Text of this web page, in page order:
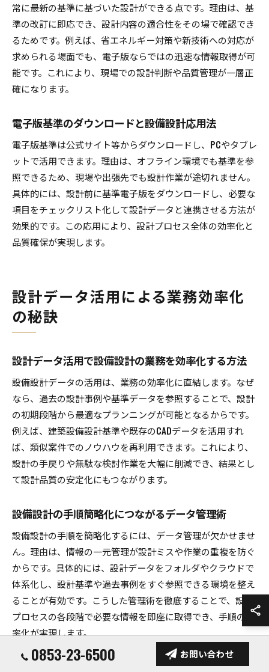
常に最新の基準に基づいた設計ができる点です。理由は、基
準の改訂に即応でき、設計内容の適合性をその場で確認でき
るためです。例えば、省エネルギー対策や新技術への対応が
求められる場面でも、電子版ならではの迅速な情報取得が可
能です。これにより、現場での設計判断や品質管理が一層正
確になります。
電子版基準のダウンロードと設備設計応用法
電子版基準は公式サイト等からダウンロードし、PCやタブレ
ットで活用できます。理由は、オフライン環境でも基準を参
照できるため、現場や出張先でも設計作業が途切れません。
具体的には、設計前に基準電子版をダウンロードし、必要な
項目をチェックリスト化して設計データと連携させる方法が
効果的です。この応用により、設計プロセス全体の効率化と
品質確保が実現します。
設計データ活用による業務効率化
の秘訣
設計データ活用で設備設計の業務を効率化する方法
設備設計データの活用は、業務の効率化に直結します。なぜ
なら、過去の設計事例や基準データを参照することで、設計
の初期段階から最適なプランニングが可能となるからです。
例えば、建築設備設計基準や既存のCADデータを活用すれ
ば、類似案件でのノウハウを再利用できます。これにより、
設計の手戻りや無駄な検討作業を大幅に削減でき、結果とし
て設計品質の安定化にもつながります。
設備設計の手順簡略化につながるデータ管理術
設備設計の手順を簡略化するには、データ管理が欠かせませ
ん。理由は、情報の一元管理が設計ミスや作業の重複を防ぐ
からです。具体的には、設計データをフォルダやクラウドで
体系化し、設計基準や過去事例をすぐ参照できる環境を整え
ることが有効です。こうした管理術を徹底することで、設計
プロセスの各段階で必要な情報を即座に取得でき、手順の効
率化が実現します。
設備設計データの共有でチーム作業を円滑に進める
0853-23-6500 お問い合わせ